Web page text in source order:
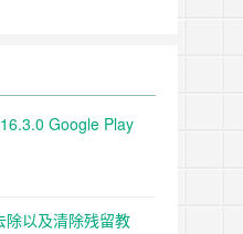
Google Play
以及清除残留教